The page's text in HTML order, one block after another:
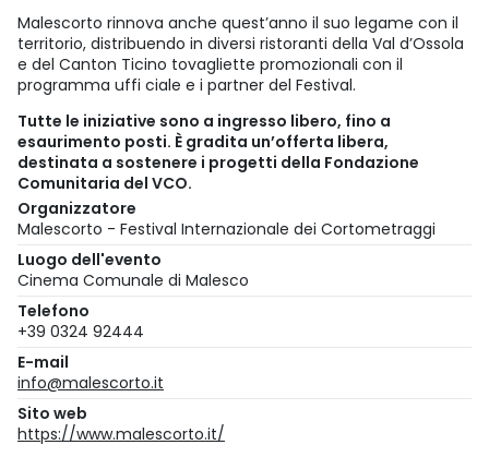
Malescorto rinnova anche quest’anno il suo legame con il
territorio, distribuendo in diversi ristoranti della Val d’Ossola
e del Canton Ticino tovagliette promozionali con il
programma uffi ciale e i partner del Festival.
Tutte le iniziative sono a ingresso libero, fino a
esaurimento posti. È gradita un’offerta libera,
destinata a sostenere i progetti della Fondazione
Comunitaria del VCO.
Organizzatore
Malescorto - Festival Internazionale dei Cortometraggi
Luogo dell'evento
Cinema Comunale di Malesco
Telefono
+39 0324 92444
E-mail
info@malescorto.it
Sito web
https://www.malescorto.it/